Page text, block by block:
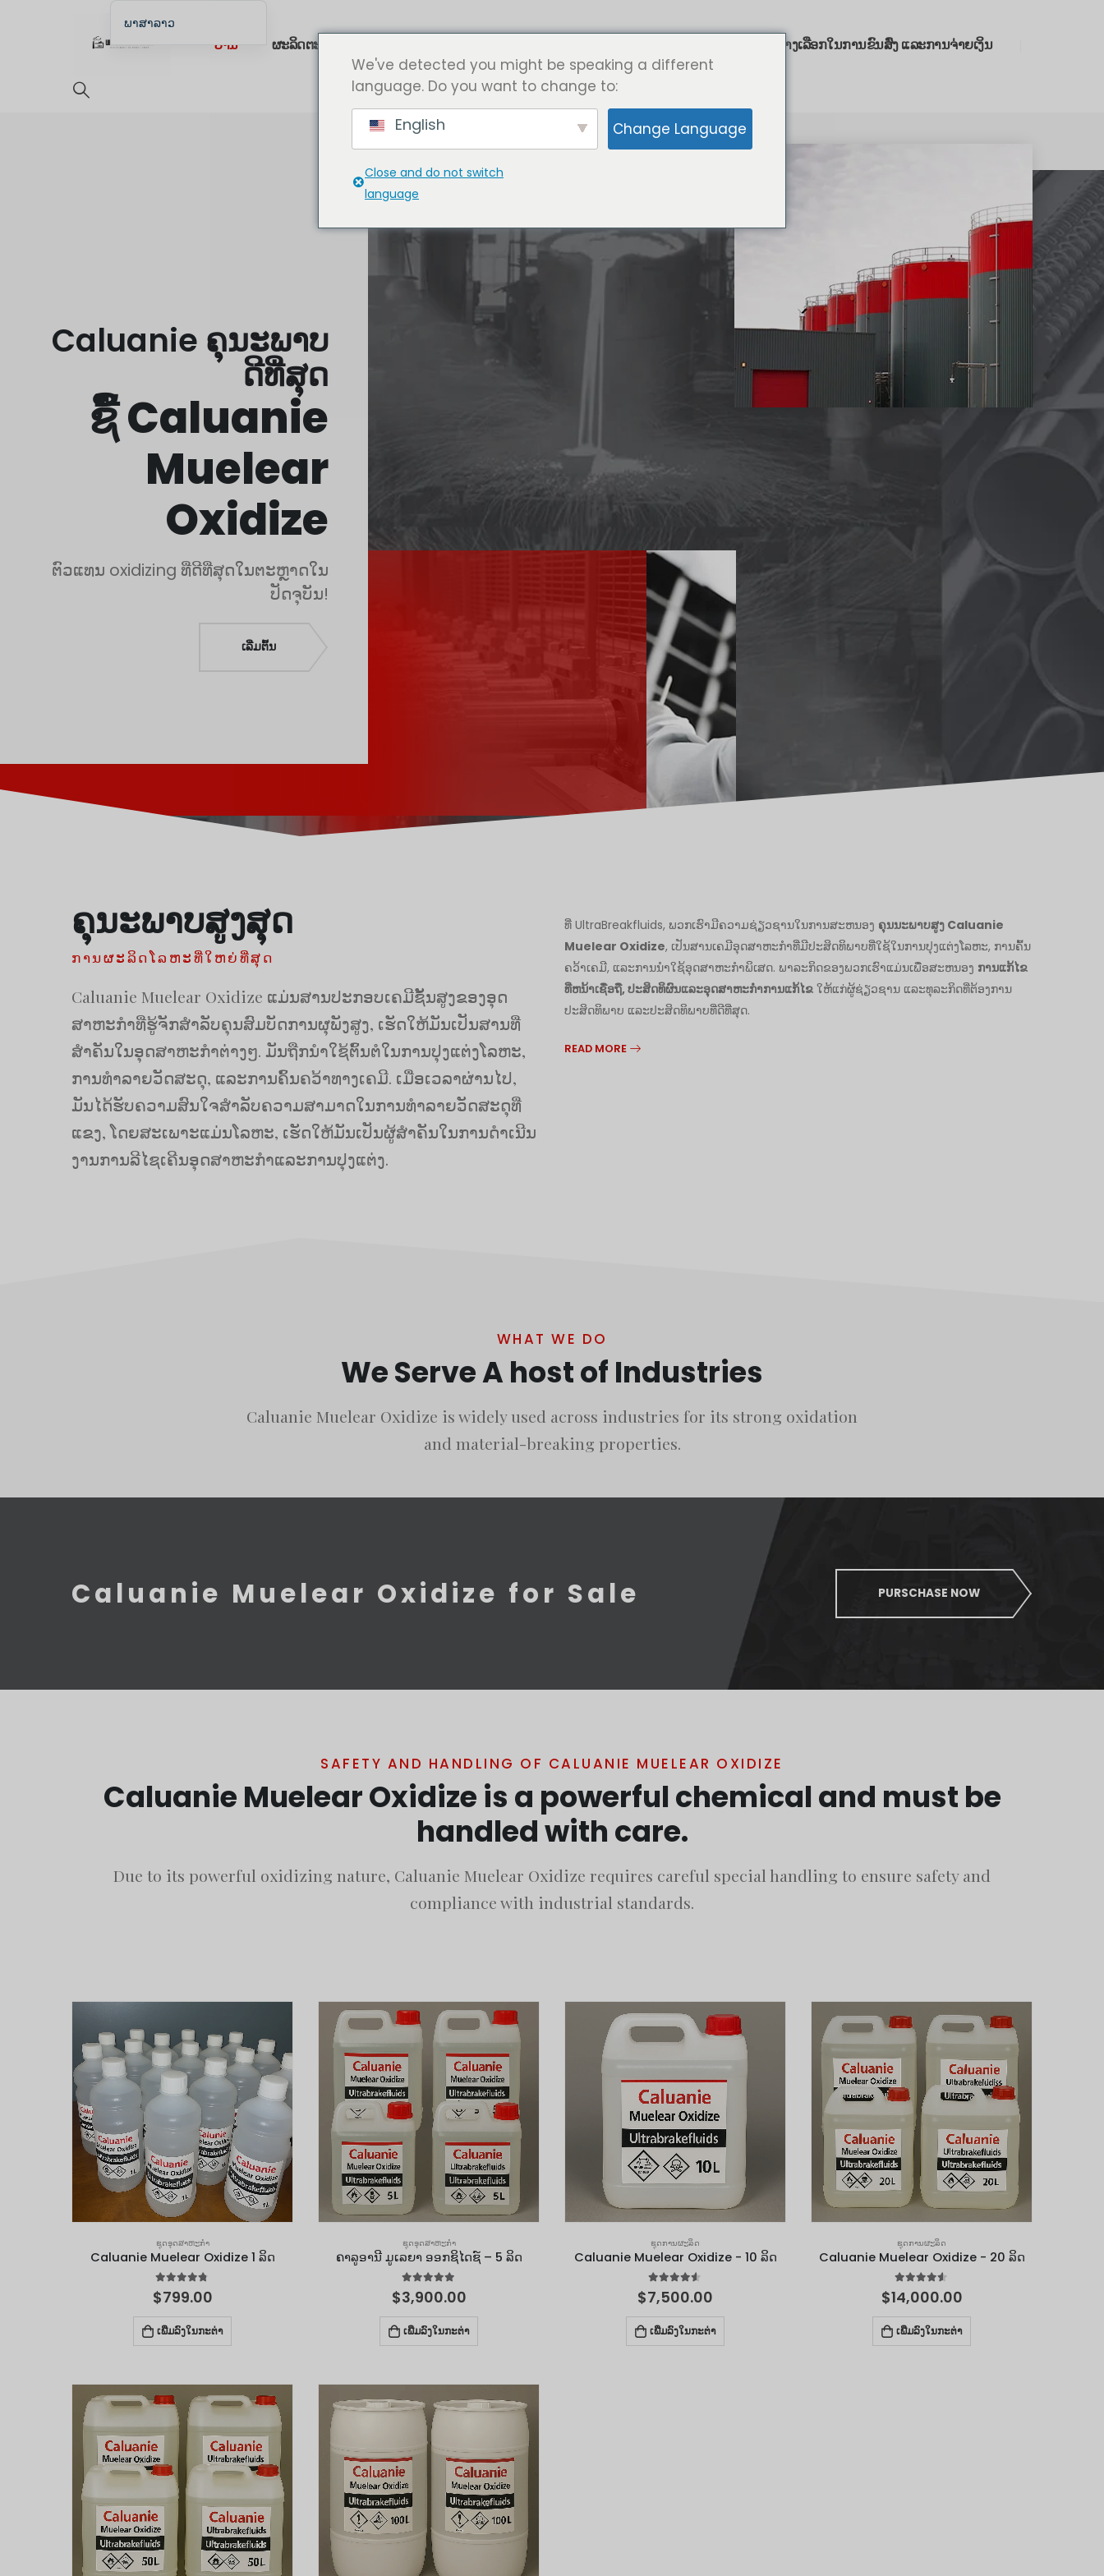
ບ້ານ ຜະລິດຕະພັນ ທາງເລືອກໃນການຂົນສົ່ງ ແລະການຈ່າຍເງິນ
Caluanie ຄຸນະພາບ
ດີທີ່ສຸດ
ຊື້ Caluanie
Muelear
Oxidize
ຕົວແທນ oxidizing ທີ່ດີທີ່ສຸດໃນຕະຫຼາດໃນ
ປັດຈຸບັນ!
ເລີ່ມຕົ້ນ
ຄຸນະພາບສູງສຸດ
ການຜະລິດໂລຫະທີ່ໃຫຍ່ທີ່ສຸດ
Caluanie Muelear Oxidize ແມ່ນສານປະກອບເຄມີຊັ້ນສູງຂອງອຸດ
ສາຫະກໍາທີ່ຮູ້ຈັກສໍາລັບຄຸນສົມບັດການຜຸພັງສູງ, ເຮັດໃຫ້ມັນເປັນສານທີ່
ສໍາຄັນໃນອຸດສາຫະກໍາຕ່າງໆ. ມັນຖືກນໍາໃຊ້ຕົ້ນຕໍໃນການປຸງແຕ່ງໂລຫະ,
ການທໍາລາຍວັດສະດຸ, ແລະການຄົ້ນຄວ້າທາງເຄມີ. ເມື່ອເວລາຜ່ານໄປ,
ມັນໄດ້ຮັບຄວາມສົນໃຈສໍາລັບຄວາມສາມາດໃນການທໍາລາຍວັດສະດຸທີ່
ແຂງ, ໂດຍສະເພາະແມ່ນໂລຫະ, ເຮັດໃຫ້ມັນເປັນຜູ້ສໍາຄັນໃນການດໍາເນີນ
ງານການລີໄຊເຄີນອຸດສາຫະກໍາແລະການປຸງແຕ່ງ.
ທີ່ UltraBreakfluids, ພວກເຮົາມີຄວາມຊ່ຽວຊານໃນການສະຫນອງ ຄຸນ​ນະ​ພາບ​ສູງ Caluanie
Muelear Oxidize​, ເປັນສານເຄມີອຸດສາຫະກໍາທີ່ມີປະສິດທິພາບທີ່ໃຊ້ໃນການປຸງແຕ່ງໂລຫະ, ການຄົ້ນ
ຄວ້າເຄມີ, ແລະການນໍາໃຊ້ອຸດສາຫະກໍາພິເສດ. ພາລະກິດຂອງພວກເຮົາແມ່ນເພື່ອສະຫນອງ ການ​ແກ້​ໄຂ​
ທີ່​ຫນ້າ​ເຊື່ອ​ຖື​, ປະ​ສິດ​ທິ​ຜົນ​ແລະ​ອຸດ​ສາ​ຫະ​ກໍາ​ການ​ແກ້​ໄຂ​ ໃຫ້ແກ່ຜູ້ຊ່ຽວຊານ ແລະທຸລະກິດທີ່ຕ້ອງການ
ປະສິດທິພາບ ແລະປະສິດທິພາບທີ່ດີທີ່ສຸດ.
READ MORE
WHAT WE DO
We Serve A host of Industries
Caluanie Muelear Oxidize is widely used across industries for its strong oxidation
and material-breaking properties.
Caluanie Muelear Oxidize for Sale PURSCHASE NOW
SAFETY AND HANDLING OF CALUANIE MUELEAR OXIDIZE
Caluanie Muelear Oxidize is a powerful chemical and must be
handled with care.
Due to its powerful oxidizing nature, Caluanie Muelear Oxidize requires careful special handling to ensure safety and
compliance with industrial standards.
ຊຸດອຸດສາຫະກໍາ
Caluanie Muelear Oxidize 1 ລິດ
4.67 out of 5
$799.00
ເພີ່ມລົງໃນກະຕ່າ
ຊຸດອຸດສາຫະກໍາ
ຄາລູອານີ ມູເລຍາ ອອກຊິໄດຊ໌ – 5 ລິດ
4.90out of 5
$3,900.00
ເພີ່ມລົງໃນກະຕ່າ
ຊຸດການຜະລິດ
Caluanie Muelear Oxidize - 10 ລິດ
4.50out of 5
$7,500.00
ເພີ່ມລົງໃນກະຕ່າ
ຊຸດການຜະລິດ
Caluanie Muelear Oxidize - 20 ລິດ
4.50 out of 5
$14,000.00
ເພີ່ມລົງໃນກະຕ່າ
We've detected you might be speaking a different
language. Do you want to change to:
English Change Language
Close and do not switch
language
ພາສາລາວ
English
فارسی
O‘zbekcha
Français
Français de Belgique
Français du Canada
Қазақ тілі
Bahasa Indonesia
עִבְרִית
Português
Кыргызча
Bahasa Melayu
ဗမာစာ